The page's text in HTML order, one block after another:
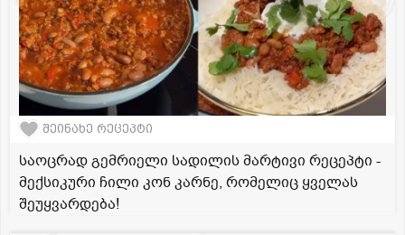
შეინახე რეცეპტი
საოცრად გემრიელი სადილის მარტივი რეცეპტი -
მექსიკური ჩილი კონ კარნე, რომელიც ყველას
შეუყვარდება!